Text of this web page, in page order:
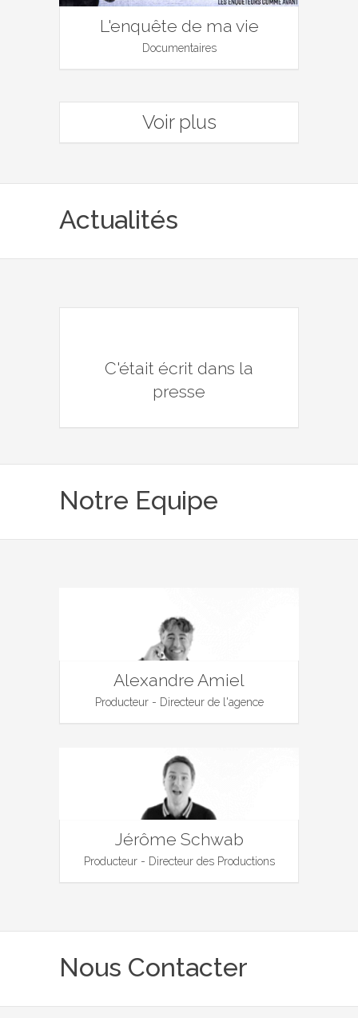
L'enquête de ma vie
Documentaires
Voir plus
Actualités
C'était écrit dans la
presse
Notre Equipe
Alexandre Amiel
Producteur - Directeur de l'agence
Jérôme Schwab
Producteur - Directeur des Productions
Nous Contacter